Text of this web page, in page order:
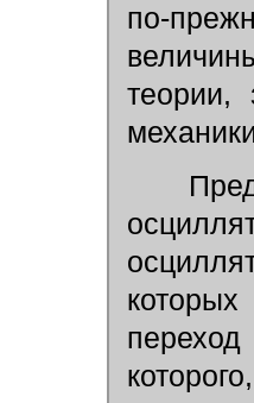
по-
теории,